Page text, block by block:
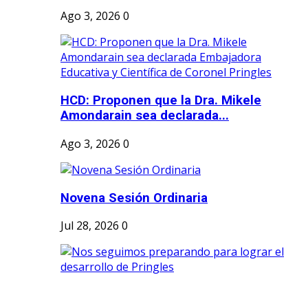
Ago 3, 2026 0
HCD: Proponen que la Dra. Mikele
Amondarain sea declarada...
Ago 3, 2026 0
Novena Sesión Ordinaria
Jul 28, 2026 0